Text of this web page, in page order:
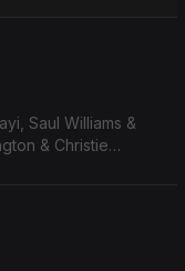
Saul Williams &
& Christie